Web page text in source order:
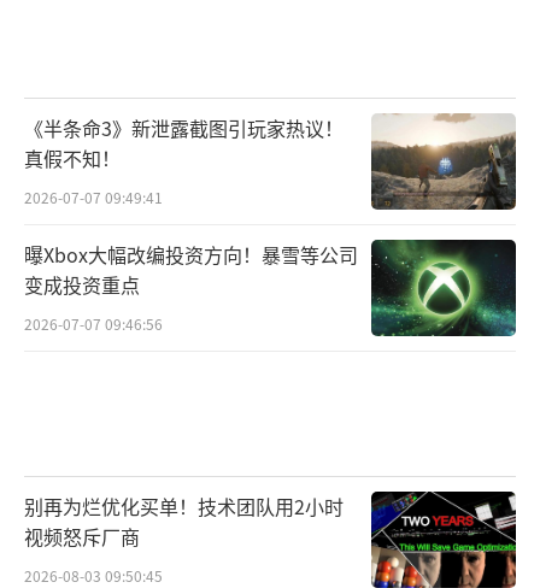
器，1199元的大促价格追求沉浸式体验的玩家
一定不要错过。
面性价比，今年双十一Acer宏碁暗影骑士系列
的四款2K显示器，不到2千的价格强势成团出
战！此外更有其他多款配置不同的显示器参与
关于宏碁
宏碁公司创立于1976年,是全球顶尖的资通
讯公司之一。随着产业的发展及生活型态的转
《半条命3》新泄露截图引玩家热议！
真假不知！
2026-07-07 09:49:41
曝Xbox大幅改编投资方向！暴雪等公司
变成投资重点
2026-07-07 09:46:56
别再为烂优化买单！技术团队用2小时
视频怒斥厂商
2026-08-03 09:50:45